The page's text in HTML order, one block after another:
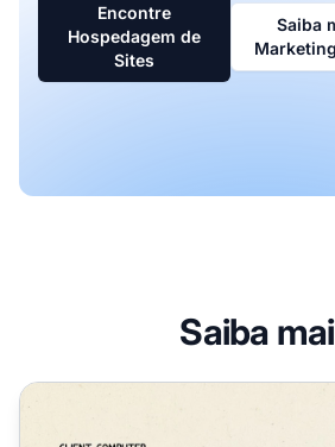
Encontre
Hospedagem de
Sites
Saiba
Saiba
O que faz um provedor de